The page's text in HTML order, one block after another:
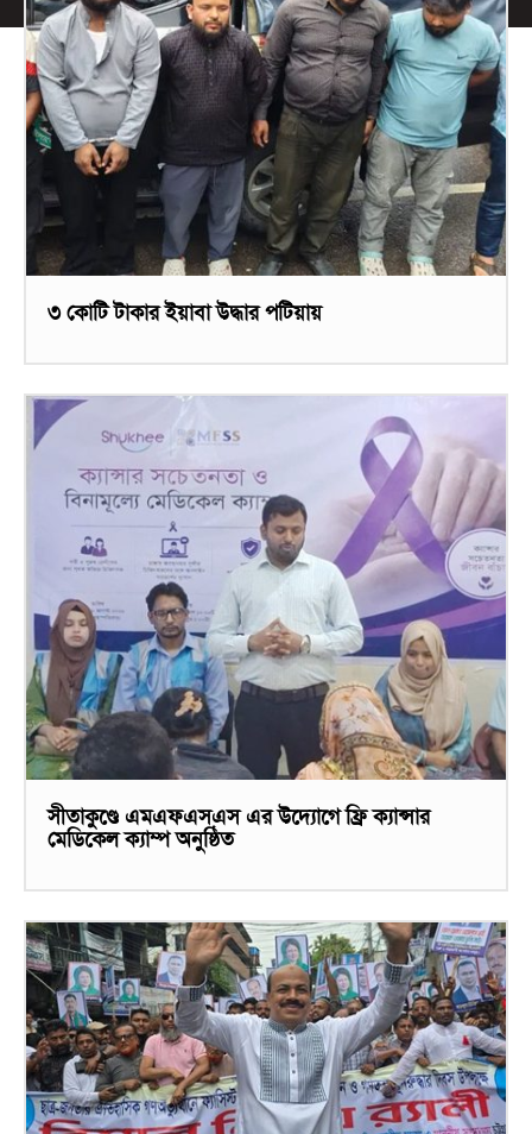
৩ কোটি টাকার ইয়াবা উদ্ধার পটিয়ায়
সীতাকুণ্ডে এমএফএসএস এর উদ্যোগে ফ্রি ক্যান্সার
মেডিকেল ক্যাম্প অনুষ্ঠিত